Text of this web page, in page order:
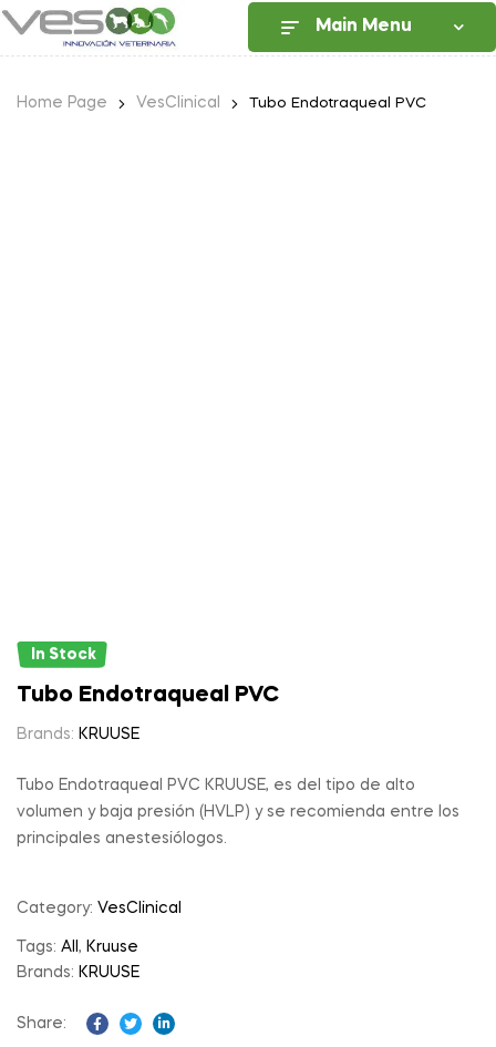
Main Menu
Home Page VesClinical Tubo Endotraqueal PVC
In Stock
Tubo Endotraqueal PVC
Brands: KRUUSE
Tubo Endotraqueal PVC KRUUSE, es del tipo de alto
volumen y baja presión (HVLP) y se recomienda entre los
principales anestesiólogos.
Category: VesClinical
Tags: All , Kruuse
Brands: KRUUSE
Share: